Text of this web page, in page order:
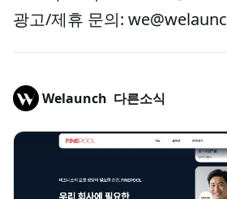
광고/제휴 문의:
Welaunch 다른소식